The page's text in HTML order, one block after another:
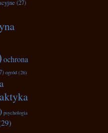
(27)
ochrona
ogród (26)
psychologia